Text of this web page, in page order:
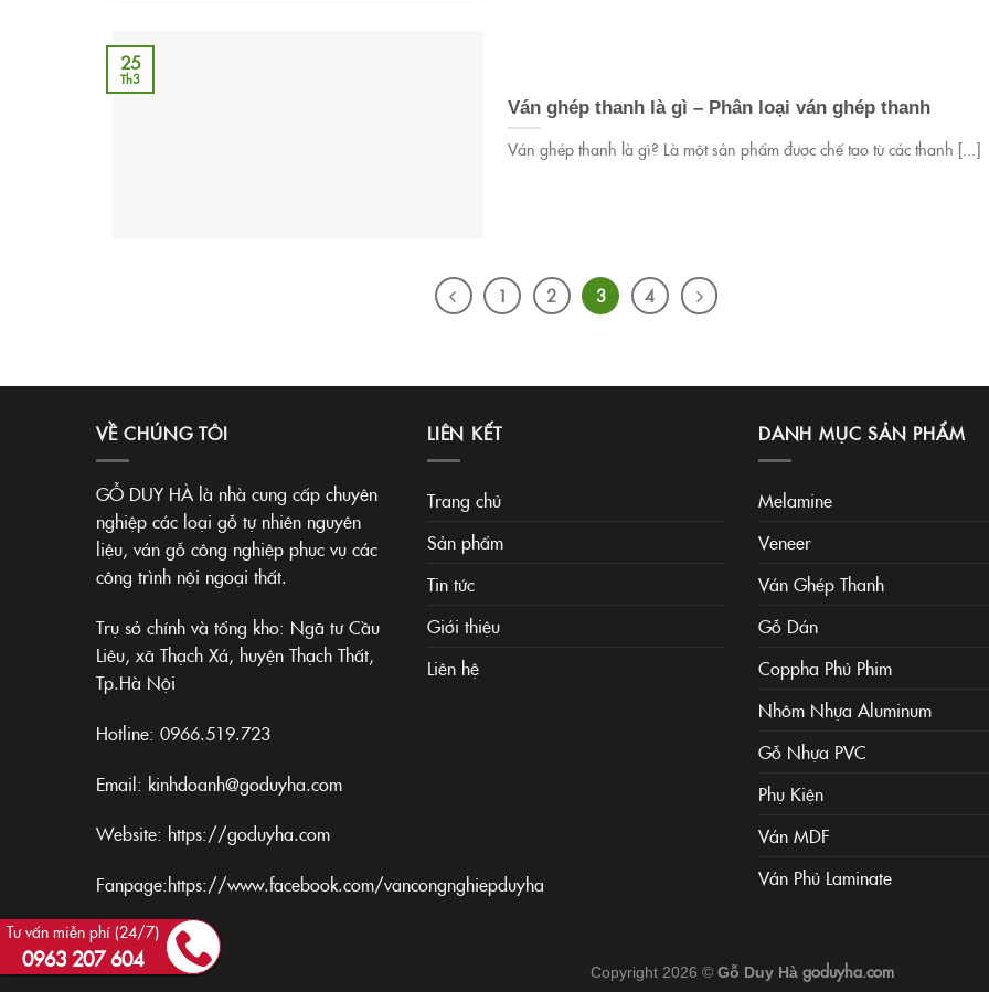
Ván ghép thanh là gì – Phân loại ván ghép thanh
Ván ghép thanh là gì? Là một sản phẩm được chế tạo từ các thanh [...]
25
Th3
1 2 3 4
VỀ CHÚNG TÔI
GỖ DUY HÀ là nhà cung cấp chuyên
nghiệp các loại gỗ tự nhiên nguyên
liệu, ván gỗ công nghiệp phục vụ các
công trình nội ngoại thất.
Trụ sở chính và tổng kho: Ngã tư Cầu
Liêu, xã Thạch Xá, huyện Thạch Thất,
Tp.Hà Nội
Hotline: 0966.519.723
Email: kinhdoanh@goduyha.com
Website: https://goduyha.com
Fanpage:https://www.facebook.com/vancongnghiepduyha
LIÊN KẾT
Trang chủ
Sản phẩm
Tin tức
Giới thiệu
Liên hệ
DANH MỤC SẢN PHẨM
Melamine
Veneer
Ván Ghép Thanh
Gỗ Dán
Coppha Phủ Phim
Nhôm Nhựa Aluminum
Gỗ Nhựa PVC
Phụ Kiện
Ván MDF
Ván Phủ Laminate
Copyright 2026 © Gỗ Duy Hà goduyha.com
Tư vấn miễn phí (24/7)
0963 207 604